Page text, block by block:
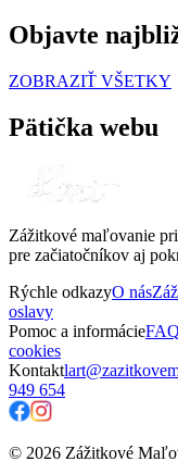
Objavte
ZOBRAZIŤ VŠETKY
Pätička webu
Zážitkové maľovanie
pre začiatočníkov aj
Rýchle odkazyO nás
oslavy
Pomoc a informácieFAQ
cookies
Kontakt
949 654
© 2026 Zážitkové